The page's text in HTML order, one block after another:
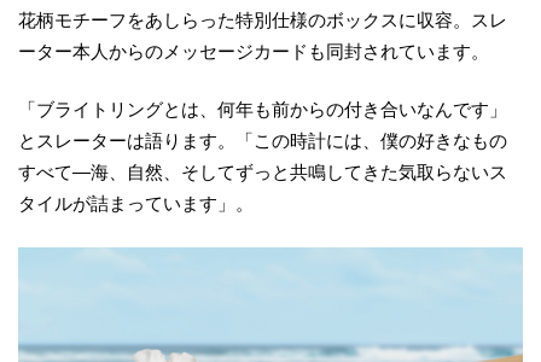
花柄モチーフをあしらった特別仕様のボックスに収容。スレ
ーター本人からのメッセージカードも同封されています。
「ブライトリングとは、何年も前からの付き合いなんです」
とスレーターは語ります。「この時計には、僕の好きなもの
すべて—海、自然、そしてずっと共鳴してきた気取らないス
タイルが詰まっています」。